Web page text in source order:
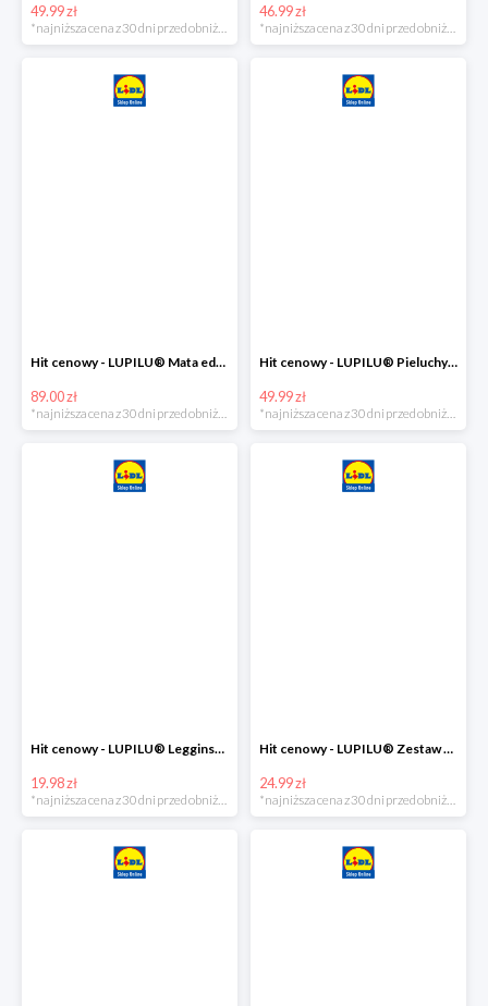
49.99 zł 46.99 zł
Hit cenowy - LUPILU® Mata edukacyjna dla niemowląt, 1 sztuka
89.00 zł
*najniższa cena z 30 dni przed obniżką
Hit cenowy - LUPILU® Pieluchy tetrowe 80x80 cm, z biobawełny, 5 sztuk
49.99 zł
*najniższa cena z 30 dni przed obniżką
Hit cenowy - LUPILU® Legginsy niemowlęce z biobawełną, 2 pary
19.98 zł
Hit cenowy - LUPILU® Zestaw dziecięcy z biobawełny (body + koszulka + spodenki), 1 komplet
24.99 zł